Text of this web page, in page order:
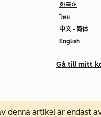
한국어
ไทย
中文 - 简体
English
Gå till mitt
denna artikel är endast